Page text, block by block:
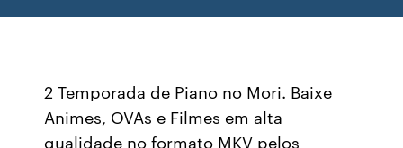
2 Temporada de Piano no Mori. Baixe
Animes, OVAs e Filmes em alta
qualidade no formato MKV pelos